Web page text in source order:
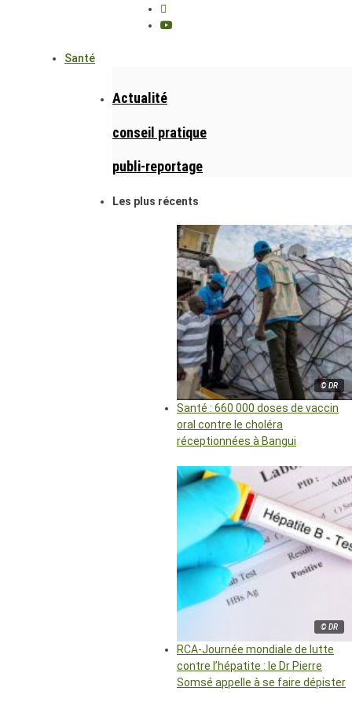
Santé
Actualité
conseil pratique
publi-reportage
Les plus récents
© DR
Santé : 660 000 doses de vaccin
oral contre le choléra
réceptionnées à Bangui
© DR
RCA-Journée mondiale de lutte
contre l’hépatite : le Dr Pierre
Somsé appelle à se faire dépister